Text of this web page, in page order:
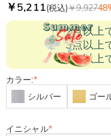
￥5,211(税込)￥9,927
2点以上
3点以上
5点以上
カラー:*
シルバー
ゴー
イニシャル*